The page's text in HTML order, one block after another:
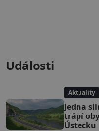
Události
Aktuality
Jedna
trápí
Ústecku